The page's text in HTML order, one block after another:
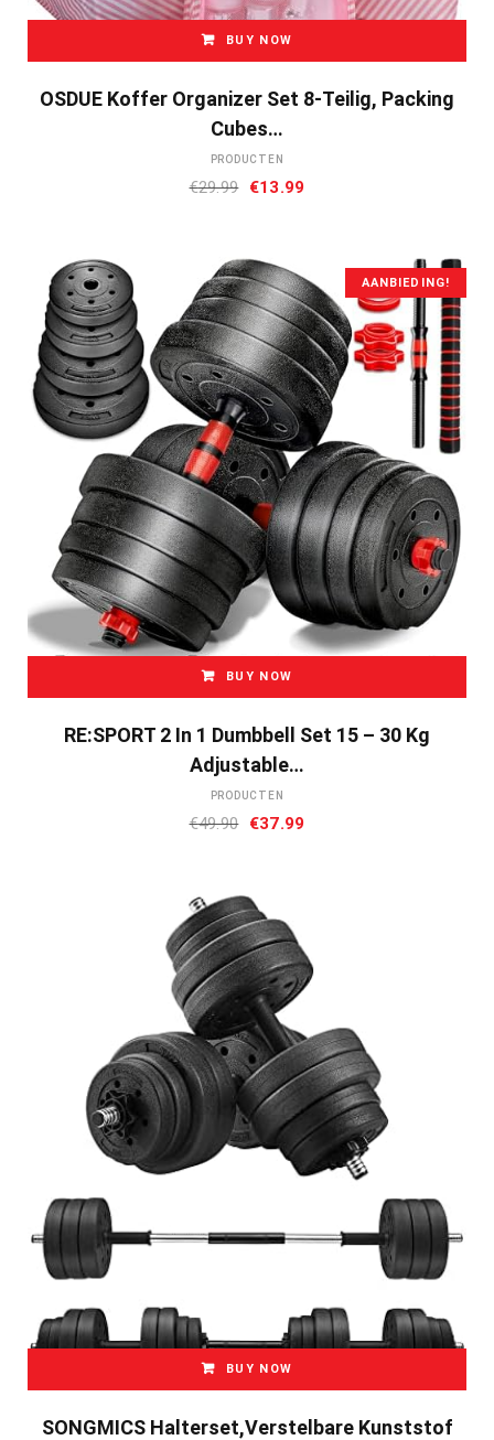
BUY NOW
OSDUE Koffer Organizer Set 8-Teilig, Packing
Cubes…
PRODUCTEN
€29.99 Oorspronkelijke
€29.99.
€13.99
AANBIEDING!
BUY NOW
RE:SPORT 2 In 1 Dumbbell Set 15 – 30 Kg
Adjustable…
PRODUCTEN
€49.90 Oorspronkelijke
€49.90.
€37.99
BUY NOW
SONGMICS Halterset,verstelbare Kunststof